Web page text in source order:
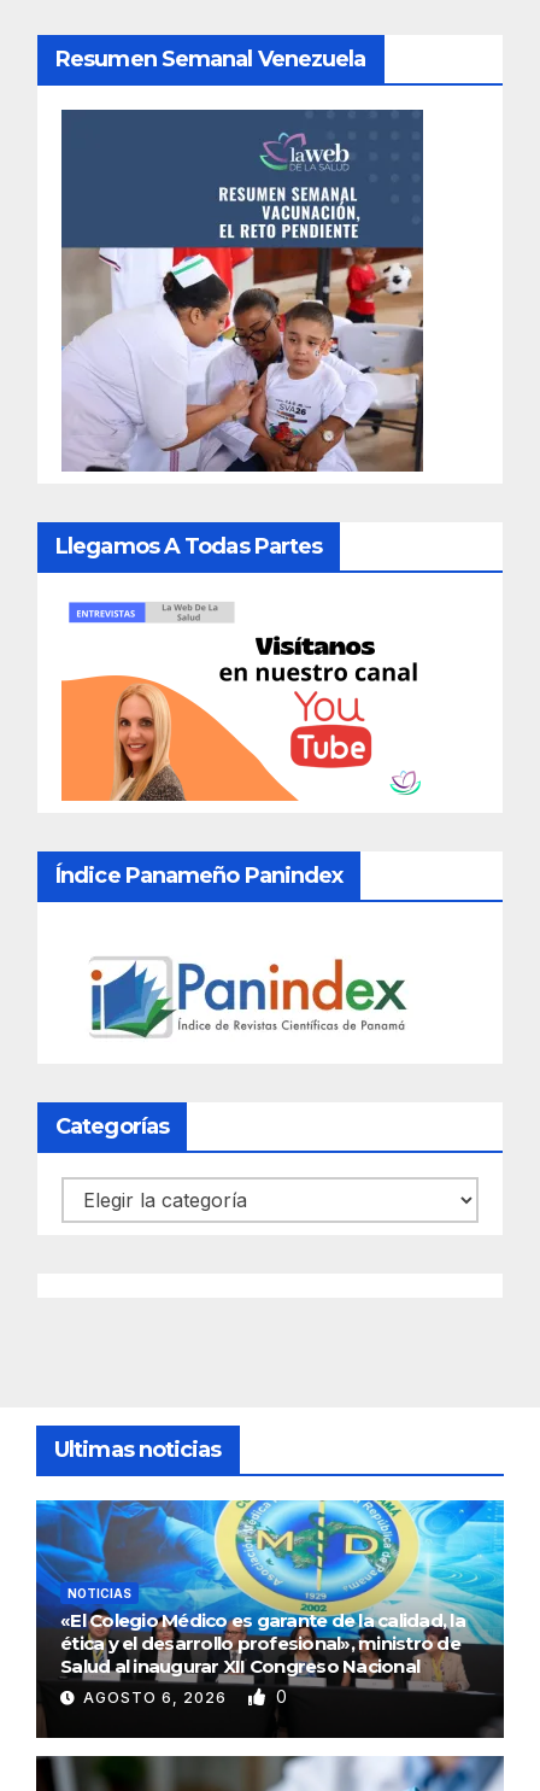
Resumen Semanal Venezuela
Llegamos A Todas Partes
Índice Panameño Panindex
Categorías
Categorías
Ultimas noticias
NOTICIAS
«El Colegio Médico es garante de la calidad, la
ética y el desarrollo profesional», ministro de
Salud al inaugurar XII Congreso Nacional
AGOSTO 6, 2026 0